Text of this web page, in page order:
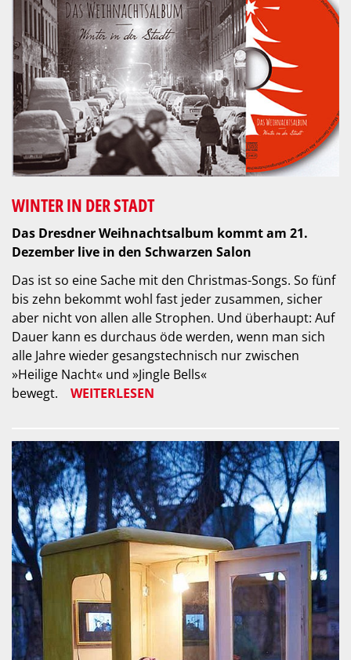
WINTER IN DER STADT
Das Dresdner Weihnachtsalbum kommt am 21.
Dezember live in den Schwarzen Salon
Das ist so eine Sache mit den Christmas-Songs. So fünf
bis zehn bekommt wohl fast jeder zusammen, sicher
aber nicht von allen alle Strophen. Und überhaupt: Auf
Dauer kann es durchaus öde werden, wenn man sich
alle Jahre wieder gesangstechnisch nur zwischen
»Heilige Nacht« und »Jingle Bells«
bewegt.
WEITERLESEN